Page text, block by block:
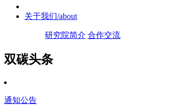
关于我们/about
研究院简介 合作交流
双碳头条
通知公告